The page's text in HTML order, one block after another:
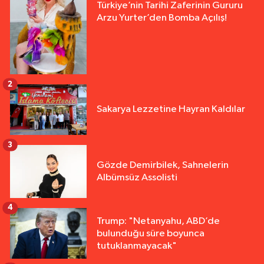
Türkiye’nin Tarihi Zaferinin Gururu
Arzu Yurter’den Bomba Açılış!
Sakarya Lezzetine Hayran Kaldılar
2
Gözde Demirbilek, Sahnelerin
Albümsüz Assolisti
3
Trump: "Netanyahu, ABD’de
bulunduğu süre boyunca
tutuklanmayacak"
4